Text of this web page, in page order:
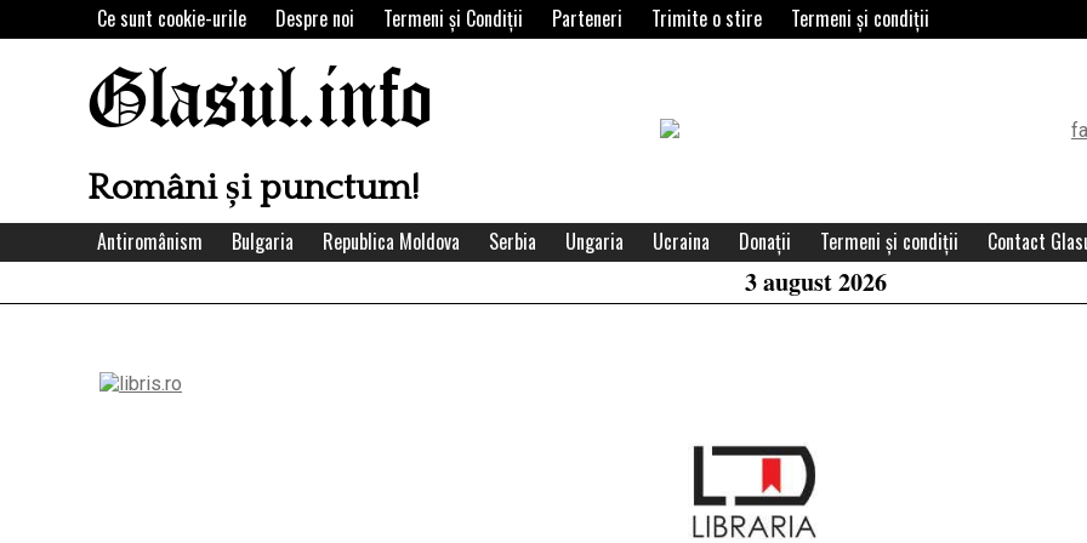
to
Ce sunt cookie-urile Despre noi Termeni şi Condiţii Parteneri Trimite o stire Termeni și condiții
Glasul.info
Români și punctum!
Header
Area
Antiromânism Bulgaria Republica Moldova Serbia Ungaria Ucraina Donații Termeni și condiții Contact
3 august 2026
Left
Asides